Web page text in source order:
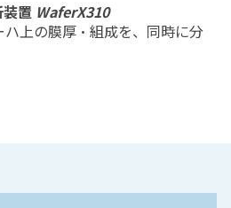
置 WaferX310
上の膜厚・組成を、同時に分